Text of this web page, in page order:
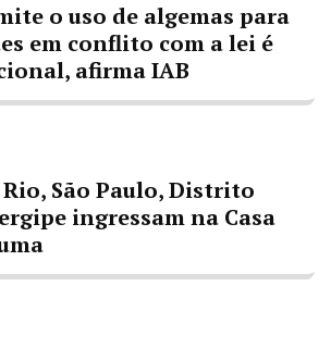
o uso de algemas para
em conflito com a lei é
afirma IAB
São Paulo, Distrito
ingressam na Casa